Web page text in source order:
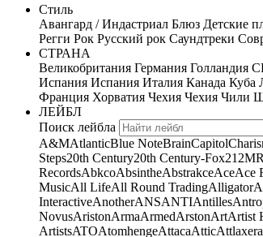
Стиль
Авангард / Индастриал Блюз Детские
Регги Рок Русский рок Саундтреки
СТРАНА
Великобритания Германия Голландия
Испания Испания Италия Канада Куба
Франция Хорватия Чехия Чехия Чили
ЛЕЙБЛ
Поиск лейбла
A&MAtlanticBlue NoteBrainCapitol
Steps20th Century20th Century-Fox21 2MR
RecordsAbkcoAbsintheAbstrakceAceAce
MusicAll LifeAll Round TradingAlligator
InteractiveAnotherANSANTIAntilles
NovusAristonArmaArmedArstonArtArtist
ArtistsATOAtomhengeAttacaAttic